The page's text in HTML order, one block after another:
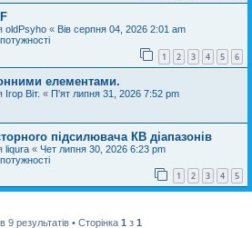
oldPsyho « Вів серпня 04, 2026 2:01 am
1 2 3 4 5 6
елементами.
Ігор Віт. « П'ят липня 31, 2026 7:52 pm
підсилювача КВ діапазонів
liqura « Чет липня 30, 2026 6:23 pm
1 2 3 4 5
9 результатів • Сторінка 1 з 1